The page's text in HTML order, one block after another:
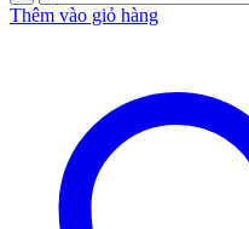
Thêm vào giỏ hàng